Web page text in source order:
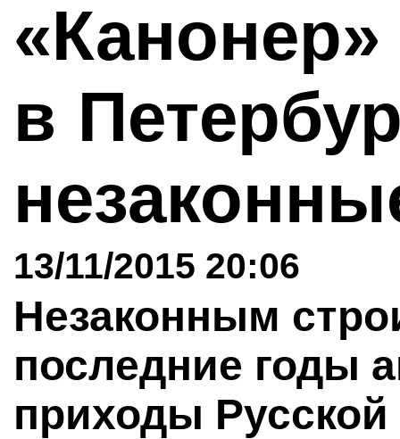
«Канонер»
в
13/11/2015 20:06
Незаконным
последние годы
приходы